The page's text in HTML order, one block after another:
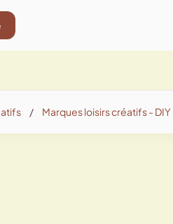
/ Marques loisirs créatifs - DIY